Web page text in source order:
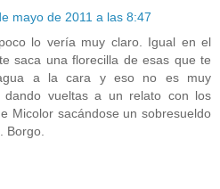
mayo de 2011 a las 8:47
lo vería muy claro. Igual en el
saca una florecilla de esas que te
a la cara y eso no es muy
dando vueltas a un relato con los
Micolor sacándose un sobresueldo
Borgo.